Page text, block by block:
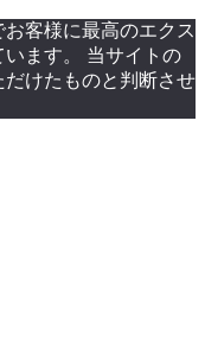
客様に最高のエクス
ます。 当サイトの
けたものと判断させ